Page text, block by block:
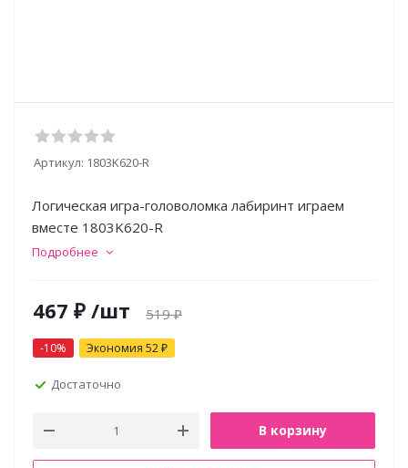
Артикул: 1803K620-R
Логическая игра-головоломка лабиринт играем
вместе 1803K620-R
Подробнее
467 ₽ /шт 519₽
-10% Экономия 52₽
Достаточно
В корзину